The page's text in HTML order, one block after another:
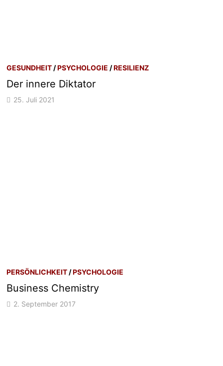
GESUNDHEIT /PSYCHOLOGIE /RESILIENZ
Der innere Diktator
25. Juli 2021
PERSÖNLICHKEIT /PSYCHOLOGIE
Business Chemistry
2. September 2017